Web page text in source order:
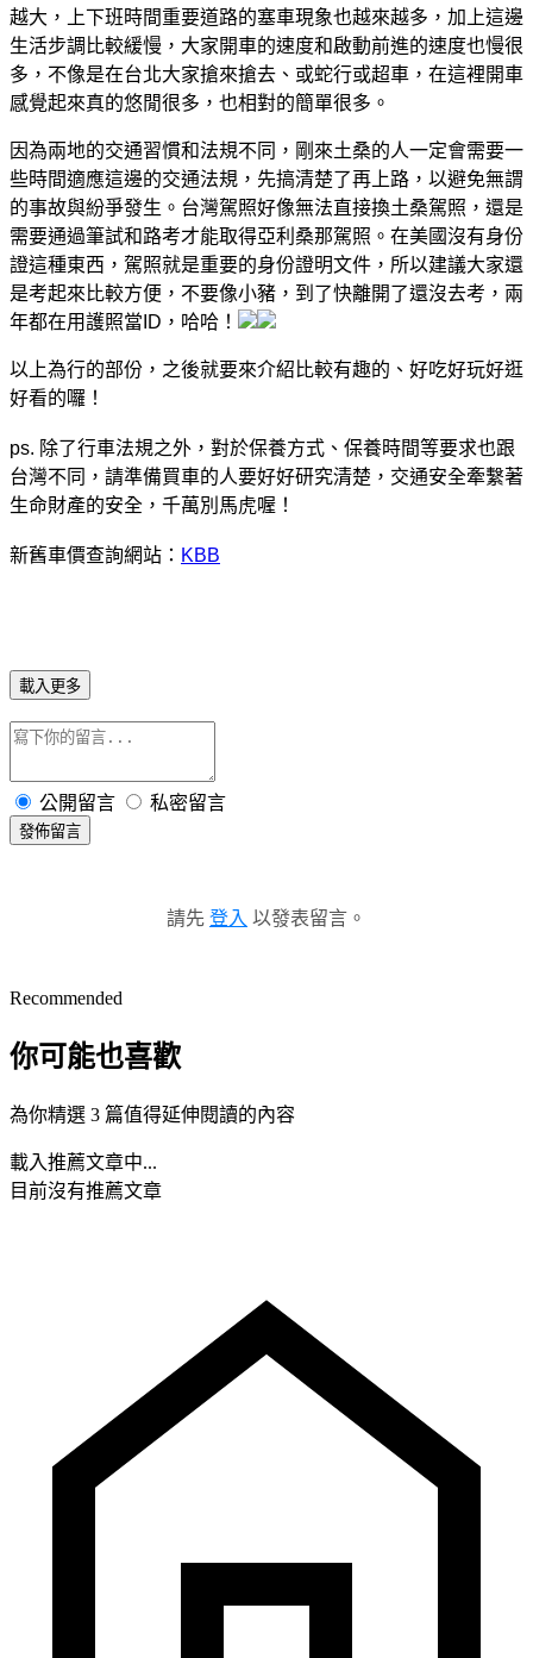
越大，上下班時間重要道路的塞車現象也越來越多，加上這邊
生活步調比較緩慢，大家開車的速度和啟動前進的速度也慢很
多，不像是在台北大家搶來搶去、或蛇行或超車，在這裡開車
感覺起來真的悠閒很多，也相對的簡單很多。
因為兩地的交通習慣和法規不同，剛來土桑的人一定會需要一
些時間適應這邊的交通法規，先搞清楚了再上路，以避免無謂
的事故與紛爭發生。台灣駕照好像無法直接換土桑駕照，還是
需要通過筆試和路考才能取得亞利桑那駕照。在美國沒有身份
證這種東西，駕照就是重要的身份證明文件，所以建議大家還
是考起來比較方便，不要像小豬，到了快離開了還沒去考，兩
年都在用護照當ID，哈哈！
以上為行的部份，之後就要來介紹比較有趣的、好吃好玩好逛
好看的囉！
ps. 除了行車法規之外，對於保養方式、保養時間等要求也跟
台灣不同，請準備買車的人要好好研究清楚，交通安全牽繫著
生命財產的安全，千萬別馬虎喔！
新舊車價查詢網站： KBB
載入更多
公開留言 私密留言
發佈留言
請先 登入 以發表留言。
Recommended
你可能也喜歡
為你精選 3 篇值得延伸閱讀的內容
載入推薦文章中...
目前沒有推薦文章